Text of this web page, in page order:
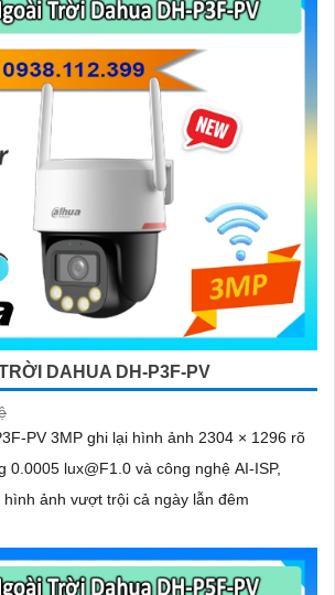
DAHUA DH-P3F-PV
PV 3MP ghi lại hình ảnh 2304 × 1296 rõ
ảnh vượt trội cả ngày lẫn đêm